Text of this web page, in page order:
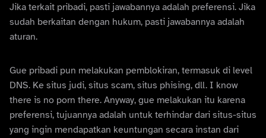
Jika terkait pribadi, pasti jawabannya adalah preferensi. Jika
sudah berkaitan dengan hukum, pasti jawabannya adalah
aturan.
Gue pribadi pun melakukan pemblokiran, termasuk di level
DNS. Ke situs judi, situs scam, situs phising, dll. I know
there is no porn there. Anyway, gue melakukan itu karena
preferensi, tujuannya adalah untuk terhindar dari situs-situs
yang ingin mendapatkan keuntungan secara instan dari